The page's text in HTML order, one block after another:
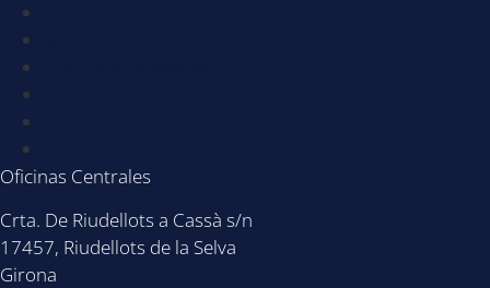
Oficinas Centrales
Crta. De Riudellots a Cassà s/n
17457, Riudellots de la Selva
Girona